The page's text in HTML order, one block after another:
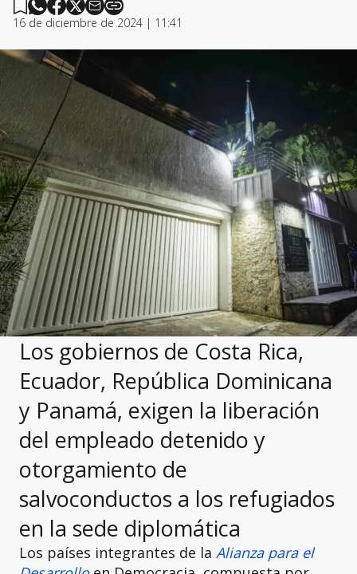
16 de diciembre de 2024 | 11:41
Los gobiernos de Costa Rica,
Ecuador, República Dominicana
y Panamá, exigen la liberación
del empleado detenido y
otorgamiento de
salvoconductos a los refugiados
en la sede diplomática
Los países integrantes de la Alianza para el